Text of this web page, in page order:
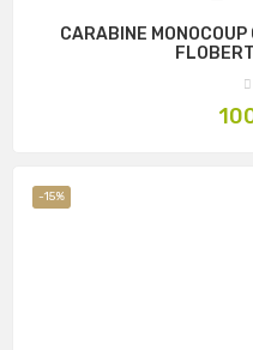
CARABINE
Prix
-15%